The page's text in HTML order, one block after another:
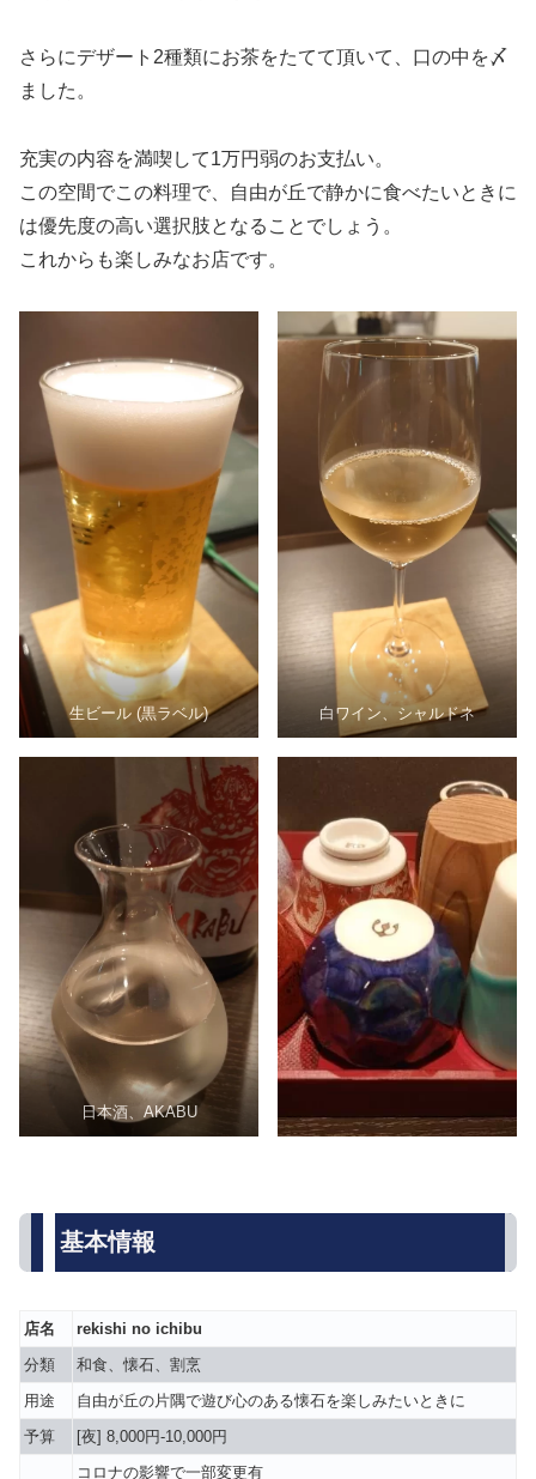
さらにデザート2種類にお茶をたてて頂いて、口の中を〆
ました。
充実の内容を満喫して1万円弱のお支払い。
この空間でこの料理で、自由が丘で静かに食べたいときに
は優先度の高い選択肢となることでしょう。
これからも楽しみなお店です。
生ビール (黒ラベル) 白ワイン、シャルドネ
日本酒、AKABU
基本情報
店名
rekishi no ichibu
分類
和食、懐石、割烹
用途
自由が丘の片隅で遊び心のある懐石を楽しみたいときに
予算
[夜] 8,000円-10,000円
コロナの影響で一部変更有